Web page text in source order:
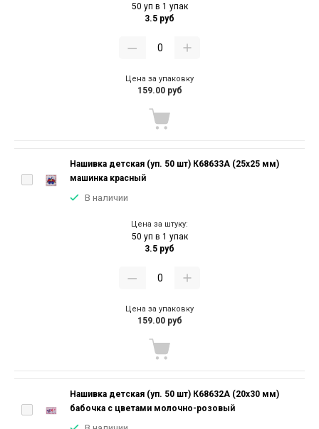
50 уп в 1 упак
3.5 руб
Цена за упаковку
159.00 руб
Нашивка детская (уп. 50 шт) К68633А (25х25 мм)
машинка красный
В наличии
Цена за штуку:
50 уп в 1 упак
3.5 руб
Цена за упаковку
159.00 руб
Нашивка детская (уп. 50 шт) К68632А (20х30 мм)
бабочка с цветами молочно-розовый